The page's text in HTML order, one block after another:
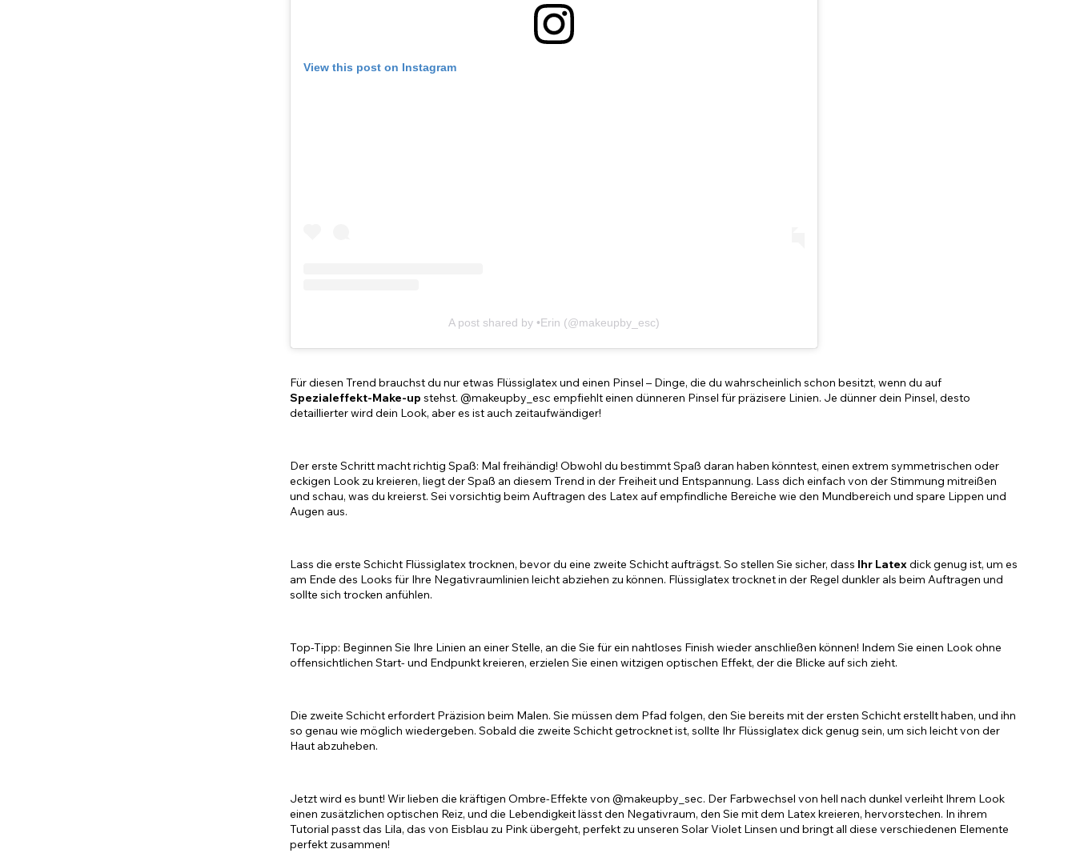
View this post on Instagram
A post shared by •Erin (@makeupby_esc)
Für diesen Trend brauchst du nur etwas Flüssiglatex und einen Pinsel – Dinge, die du wahrscheinlich schon besitzt, wenn du auf
Spezialeffekt-Make-up stehst. @makeupby_esc empfiehlt einen dünneren Pinsel für präzisere Linien. Je dünner dein Pinsel, desto
detaillierter wird dein Look, aber es ist auch zeitaufwändiger!
Der erste Schritt macht richtig Spaß: Mal freihändig! Obwohl du bestimmt Spaß daran haben könntest, einen extrem symmetrischen oder
eckigen Look zu kreieren, liegt der Spaß an diesem Trend in der Freiheit und Entspannung. Lass dich einfach von der Stimmung mitreißen
und schau, was du kreierst. Sei vorsichtig beim Auftragen des Latex auf empfindliche Bereiche wie den Mundbereich und spare Lippen und
Augen aus.
Lass die erste Schicht Flüssiglatex trocknen, bevor du eine zweite Schicht aufträgst. So stellen Sie sicher, dass Ihr Latexdick genug ist, um es
am Ende des Looks für Ihre Negativraumlinien leicht abziehen zu können. Flüssiglatex trocknet in der Regel dunkler als beim Auftragen und
sollte sich trocken anfühlen.
Top-Tipp: Beginnen Sie Ihre Linien an einer Stelle, an die Sie für ein nahtloses Finish wieder anschließen können! Indem Sie einen Look ohne
offensichtlichen Start- und Endpunkt kreieren, erzielen Sie einen witzigen optischen Effekt, der die Blicke auf sich zieht.
Die zweite Schicht erfordert Präzision beim Malen. Sie müssen dem Pfad folgen, den Sie bereits mit der ersten Schicht erstellt haben, und ihn
so genau wie möglich wiedergeben. Sobald die zweite Schicht getrocknet ist, sollte Ihr Flüssiglatex dick genug sein, um sich leicht von der
Haut abzuheben.
Jetzt wird es bunt! Wir lieben die kräftigen Ombre-Effekte von @makeupby_sec. Der Farbwechsel von hell nach dunkel verleiht Ihrem Look
einen zusätzlichen optischen Reiz, und die Lebendigkeit lässt den Negativraum, den Sie mit dem Latex kreieren, hervorstechen. In ihrem
Tutorial passt das Lila, das von Eisblau zu Pink übergeht, perfekt zu unseren Solar Violet Linsen und bringt all diese verschiedenen Elemente
perfekt zusammen!